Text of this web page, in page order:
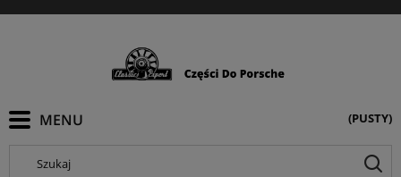
(PUSTY)
Szukaj